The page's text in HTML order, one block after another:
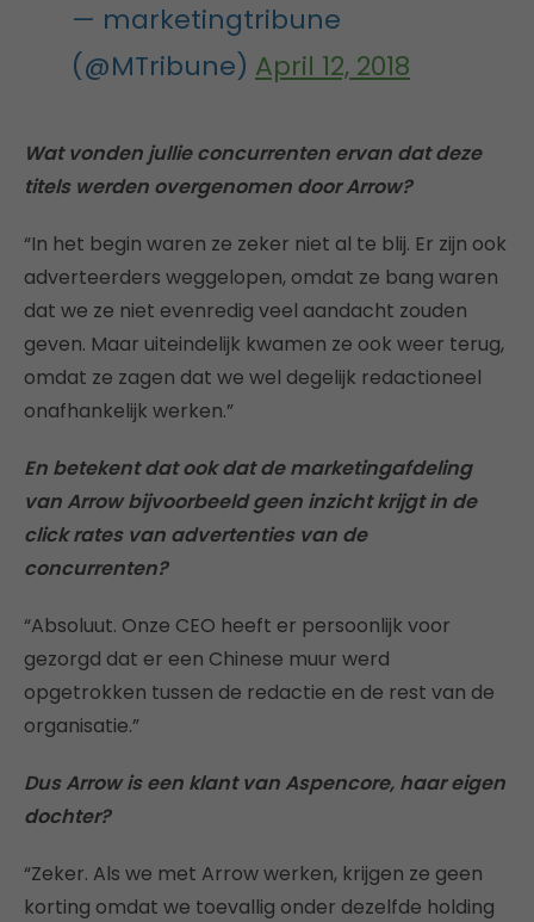
— marketingtribune
(@MTribune) April 12, 2018
Wat vonden jullie concurrenten ervan dat deze
titels werden overgenomen door Arrow?
“In het begin waren ze zeker niet al te blij. Er zijn ook
adverteerders weggelopen, omdat ze bang waren
dat we ze niet evenredig veel aandacht zouden
geven. Maar uiteindelijk kwamen ze ook weer terug,
omdat ze zagen dat we wel degelijk redactioneel
onafhankelijk werken.”
En betekent dat ook dat de marketingafdeling
van Arrow bijvoorbeeld geen inzicht krijgt in de
click rates van advertenties van de
concurrenten?
“Absoluut. Onze CEO heeft er persoonlijk voor
gezorgd dat er een Chinese muur werd
opgetrokken tussen de redactie en de rest van de
organisatie.”
Dus Arrow is een klant van Aspencore, haar eigen
dochter?
“Zeker. Als we met Arrow werken, krijgen ze geen
korting omdat we toevallig onder dezelfde holding